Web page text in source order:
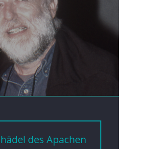
des Apachen